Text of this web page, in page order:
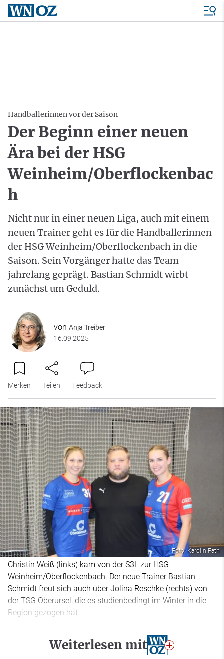
Handballerinnen vor der Saison
Der Beginn einer neuen
Ära bei der HSG
Weinheim/Oberflockenbac
h
Nicht nur in einer neuen Liga, auch mit einem
neuen Trainer geht es für die Handballerinnen
der HSG Weinheim/Oberflockenbach in die
Saison. Sein Vorgänger hatte das Team
jahrelang geprägt. Bastian Schmidt wirbt
zunächst um Geduld.
von Anja Treiber
16.09.2025
Merken Teilen Feedback
Foto: Karolin Fath
Christin Weiß (links) kam von der S3L zur HSG
Weinheim/Oberflockenbach. Der neue Trainer Bastian
Schmidt freut sich auch über Jolina Reschke (rechts) von
der TSG Oberursel, die es studienbedingt im Winter in die
Region gezogen hat.
Weiterlesen mit